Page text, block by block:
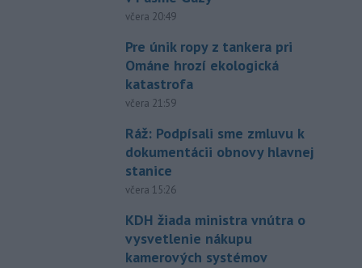
včera 20:49
Pre únik ropy z tankera pri
Ománe hrozí ekologická
katastrofa
včera 21:59
Ráž: Podpísali sme zmluvu k
dokumentácii obnovy hlavnej
stanice
včera 15:26
KDH žiada ministra vnútra o
vysvetlenie nákupu
kamerových systémov